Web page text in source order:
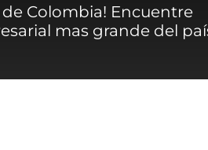
Colombia! Encuentre
mas grande del